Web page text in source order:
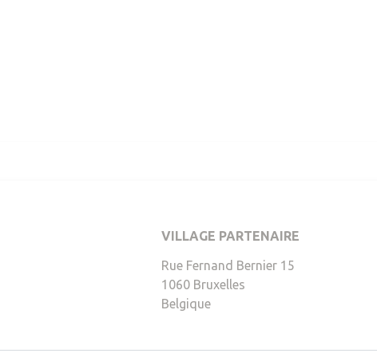
VILLAGE PARTENAIRE
Rue Fernand Bernier 15
1060 Bruxelles
Belgique